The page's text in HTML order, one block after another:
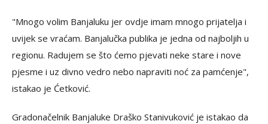
"Mnogo volim Banjaluku jer ovdje imam mnogo prijatelja i
uvijek se vraćam. Banjalučka publika je jedna od najboljih u
regionu. Radujem se što ćemo pjevati neke stare i nove
pjesme i uz divno vedro nebo napraviti noć za pamćenje",
istakao je Ćetković.
Gradonačelnik Banjaluke Draško Stanivuković je istakao da